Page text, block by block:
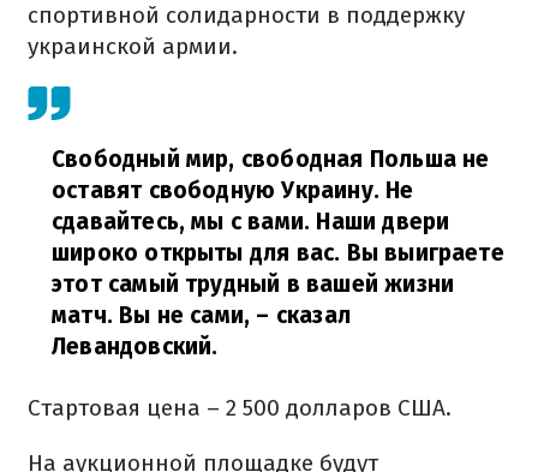
спортивной солидарности в поддержку
украинской армии.
Свободный мир, свободная Польша не
оставят свободную Украину. Не
сдавайтесь, мы с вами. Наши двери
широко открыты для вас. Вы выиграете
этот самый трудный в вашей жизни
матч. Вы не сами, – сказал
Левандовский.
Стартовая цена – 2 500 долларов США.
На аукционной площадке будут